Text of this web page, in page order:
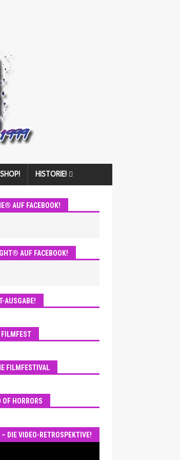
HISTORIE!
AUF FACEBOOK!
AUF FACEBOOK!
AUSGABE!
FILMFEST
FILMFESTIVAL
OF HORRORS
DIE VIDEO-RETROSPEKTIVE!